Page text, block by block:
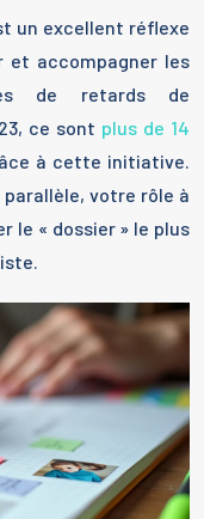
un excellent réflexe
et accompagner les
de retards de
ce sont plus de 14
à cette initiative.
parallèle, votre rôle à
le « dossier » le plus